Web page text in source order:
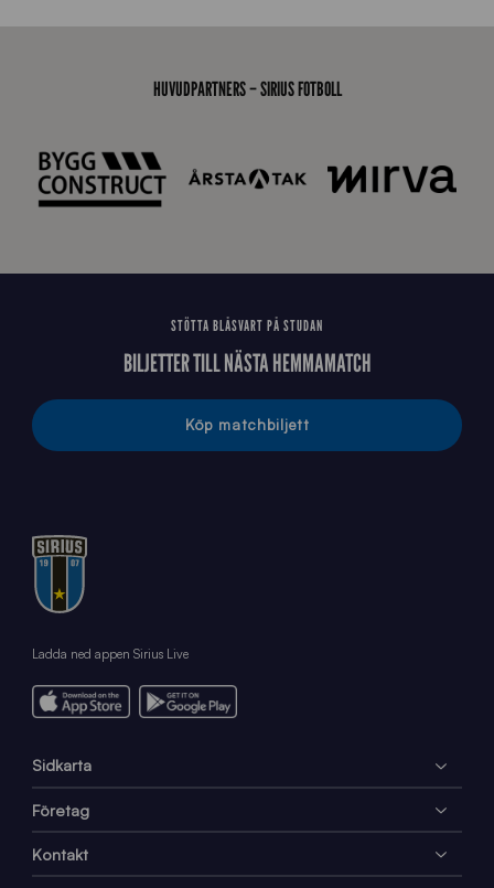
HUVUDPARTNERS – SIRIUS FOTBOLL
STÖTTA BLÅSVART PÅ STUDAN
BILJETTER TILL NÄSTA HEMMAMATCH
Köp matchbiljett
Ladda ned appen Sirius Live
Sidkarta
Företag
Kontakt